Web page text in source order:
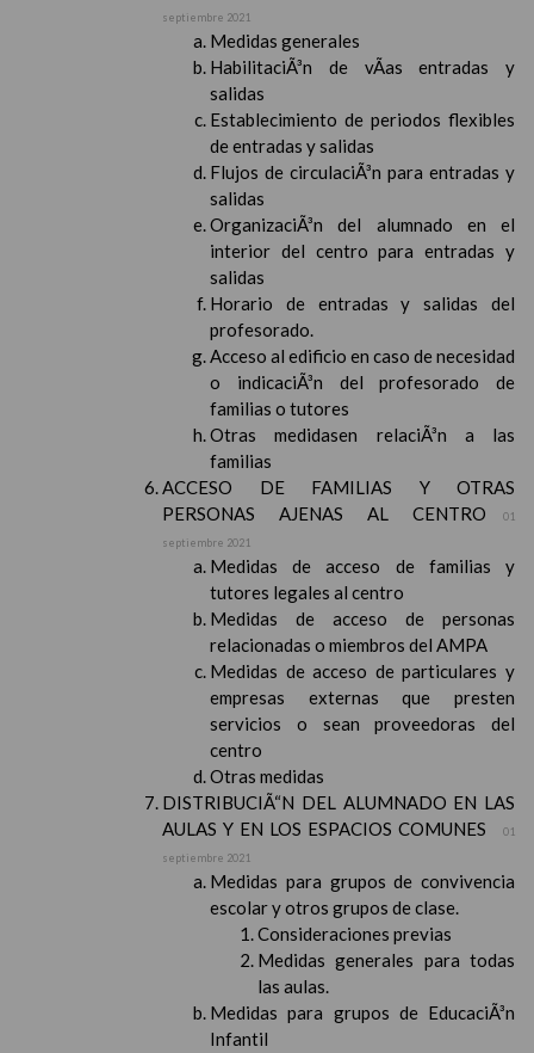
septiembre 2021
Medidas generales
HabilitaciÃ³n de vÃ­as entradas y
salidas
Establecimiento de periodos flexibles
de entradas y salidas
Flujos de circulaciÃ³n para entradas y
salidas
OrganizaciÃ³n del alumnado en el
interior del centro para entradas y
salidas
Horario de entradas y salidas del
profesorado.
Acceso al edificio en caso de necesidad
o indicaciÃ³n del profesorado de
familias o tutores
Otras medidasen relaciÃ³n a las
familias
ACCESO DE FAMILIAS Y OTRAS
PERSONAS AJENAS AL CENTRO
01
septiembre 2021
Medidas de acceso de familias y
tutores legales al centro
Medidas de acceso de personas
relacionadas o miembros del AMPA
Medidas de acceso de particulares y
empresas externas que presten
servicios o sean proveedoras del
centro
Otras medidas
DISTRIBUCIÃ“N DEL ALUMNADO EN LAS
AULAS Y EN LOS ESPACIOS COMUNES
01
septiembre 2021
Medidas para grupos de convivencia
escolar y otros grupos de clase.
Consideraciones previas
Medidas generales para todas
las aulas.
Medidas para grupos de EducaciÃ³n
Infantil